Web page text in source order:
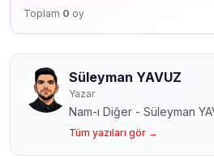
Toplam 0 oy
Süleyman YAVUZ
Yazar
Nam-ı Diğer - Süleyman
Tüm yazıları gör →